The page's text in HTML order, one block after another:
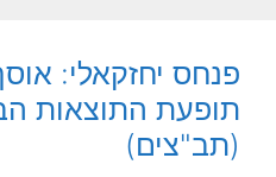
פנחס יחזקאלי:
תופעת התוצאות
(תב"צים)